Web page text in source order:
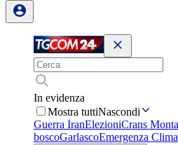
In evidenza
Mostra tuttiNascondi
Guerra IranElezioniCrans
boscoGarlascoEmergenza Clima